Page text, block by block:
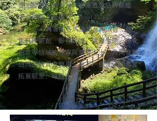
發光發熱。台灣世代智庫透過品牌旗艦
《全球臺北論壇》(Global Taipei
Dialogue)為首的各式論壇及座談會，匯
集科技新創、影視媒體、環保生態、文化
創意等領域的專家與業界人士，共同發掘
台灣的軟實力寶庫，為下一個世代的產業
拓展願景、尋找出路。